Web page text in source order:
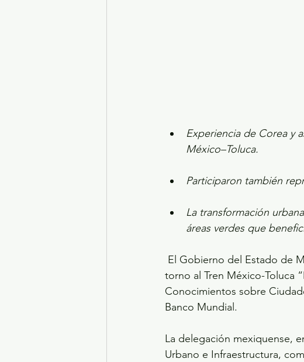
Experiencia de Corea y
México–Toluca.
Participaron también
La transformación
áreas verdes que
torno al Tren México-Toluca
Conocimientos sobre
Banco Mundial.
La delegación mexiquense,
Urbano e Infraestructura,